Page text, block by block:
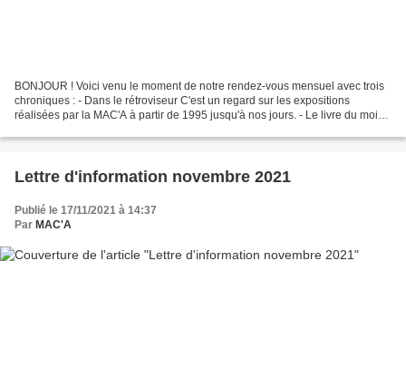
BONJOUR ! Voici venu le moment de notre rendez-vous mensuel avec trois
chroniques : - Dans le rétroviseur C'est un regard sur les expositions
réalisées par la MAC'A à partir de 1995 jusqu'à nos jours. - Le livre du mois
Lettre d'information novembre 2021
Publié le 17/11/2021 à 14:37
Par MAC'A